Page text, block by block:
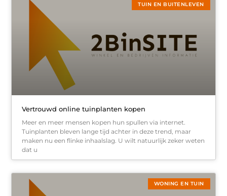
TUIN EN BUITENLEVEN
Vertrouwd online tuinplanten kopen
Meer en meer mensen kopen hun spullen via internet.
Tuinplanten bleven lange tijd achter in deze trend, maar
maken nu een flinke inhaalslag. U wilt natuurlijk zeker weten
dat u
WONING EN TUIN